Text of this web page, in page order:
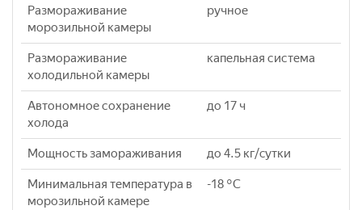
Размораживание
морозильной камеры
ручное
Размораживание
холодильной камеры
капельная система
Автономное сохранение
холода
до 17 ч
Мощность замораживания до 4.5 кг/cутки
Минимальная температура в
морозильной камере
-18 °C